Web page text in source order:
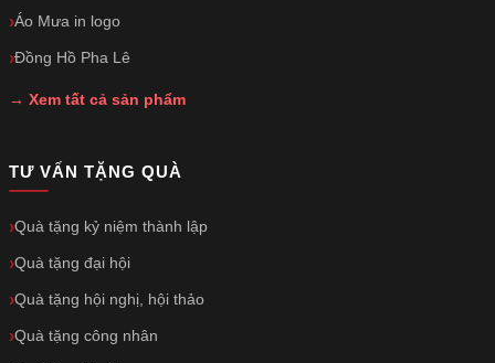
Áo Mưa in logo
Đồng Hồ Pha Lê
→ Xem tất cả sản phẩm
TƯ VẤN TẶNG QUÀ
Quà tặng kỷ niệm thành lập
Quà tặng đại hội
Quà tặng hội nghị, hội thảo
Quà tặng công nhân